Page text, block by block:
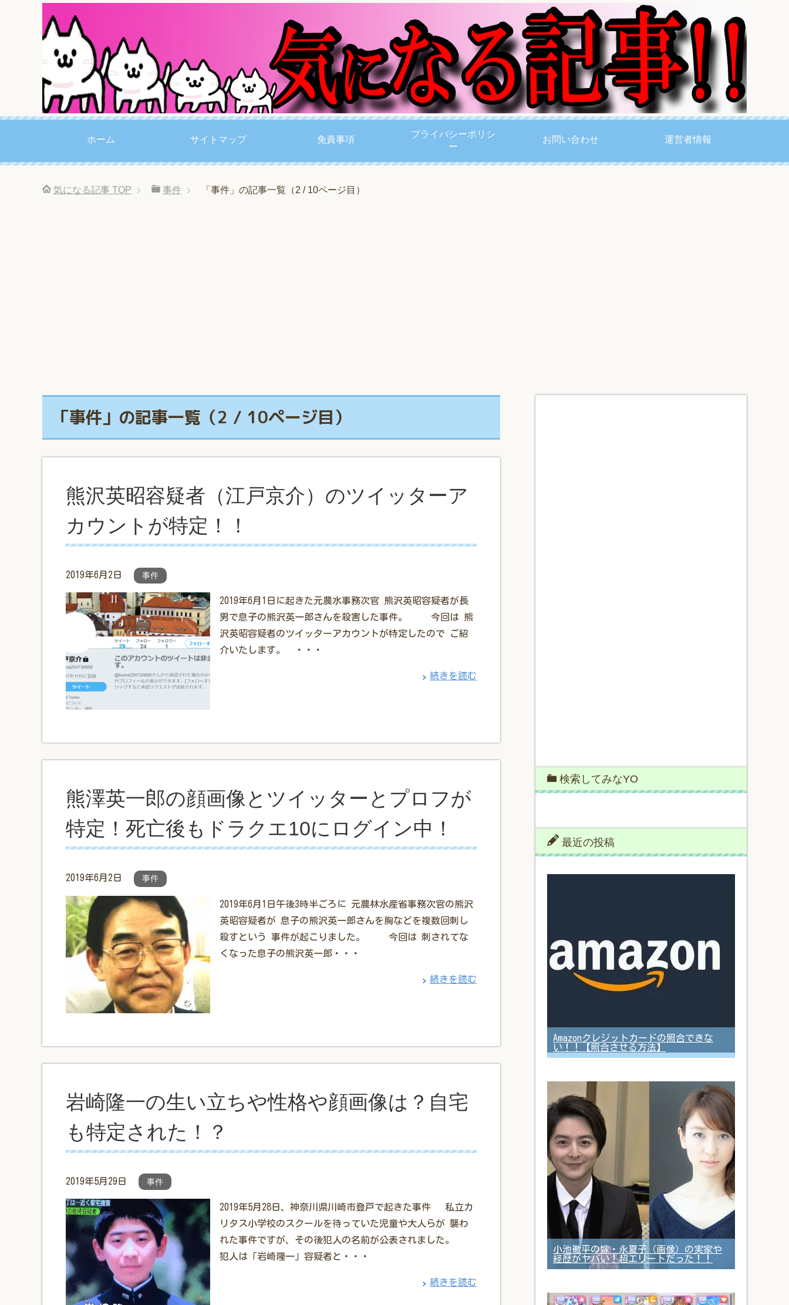
ホーム サイトマップ 免責事項
プライバシーポリシ
ー
お問い合わせ 運営者情報
気になる記事 TOP 事件 「事件」の記事一覧（2 / 10ページ目）
「事件」の記事一覧（2 / 10ページ目）
熊沢英昭容疑者（江戸京介）のツイッターア
カウントが特定！！
2019年6月2日 事件
2019年6月1日に起きた元農水事務次官 熊沢英昭容疑者が長
男で息子の熊沢英一郎さんを殺害した事件。 今回は 熊
沢英昭容疑者のツイッターアカウントが特定したので ご紹
介いたします。 ・・・
続きを読む
熊澤英一郎の顔画像とツイッターとプロフが
特定！死亡後もドラクエ10にログイン中！
2019年6月2日 事件
2019年6月1日午後3時半ごろに 元農林水産省事務次官の熊沢
英昭容疑者が 息子の熊沢英一郎さんを胸などを複数回刺し
殺すという 事件が起こりました。 今回は 刺されてな
くなった息子の熊沢英一郎・・・
続きを読む
岩崎隆一の生い立ちや性格や顔画像は？自宅
も特定された！？
2019年5月29日 事件
2019年5月28日、神奈川県川崎市登戸で起きた事件 私立カ
リタス小学校のスクールを待っていた児童や大人らが 襲わ
れた事件ですが、その後犯人の名前が公表されました。
犯人は「岩崎隆一」容疑者と・・・
続きを読む
検索してみなYO
最近の投稿
Amazonクレジットカードの照合できな
い！！【照合させる方法】
小池徹平の嫁・永夏子（画像）の実家や
経歴がヤバい！超エリートだった！！